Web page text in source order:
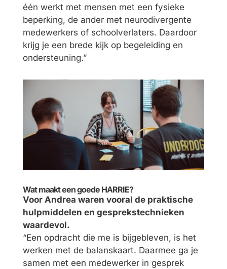
één werkt met mensen met een fysieke
beperking, de ander met neurodivergente
medewerkers of schoolverlaters. Daardoor
krijg je een brede kijk op begeleiding en
ondersteuning.”
Wat maakt een goede HARRIE?
Voor Andrea waren vooral de praktische
hulpmiddelen en gesprekstechnieken
waardevol.
“Een opdracht die me is bijgebleven, is het
werken met de balanskaart. Daarmee ga je
samen met een medewerker in gesprek